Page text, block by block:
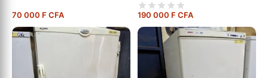
70 000 F CFA 190 000 F CFA